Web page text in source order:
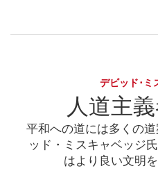
デビッド･ミ
人道主
平和への道には多くの
ッド・ミスキャベッジ
はより良い文明